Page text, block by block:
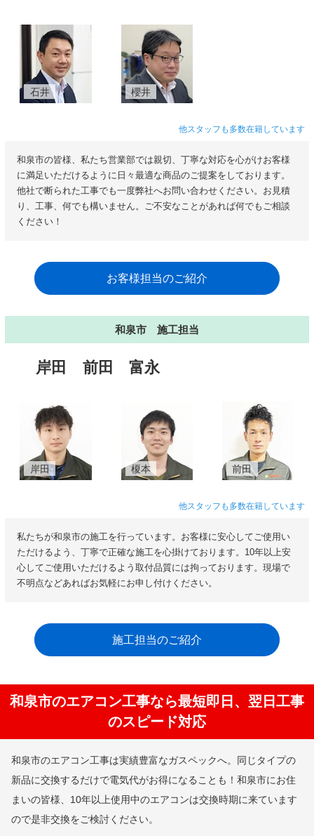
石井 櫻井
他スタッフも多数在籍しています
和泉市の皆様、私たち営業部では親切、丁寧な対応を心がけお客様
に満足いただけるように日々最適な商品のご提案をしております。
他社で断られた工事でも一度弊社へお問い合わせください。お見積
り、工事、何でも構いません。ご不安なことがあれば何でもご相談
ください！
お客様担当のご紹介
和泉市 施工担当
岸田 前田 富永
岸田 榎本 前田
他スタッフも多数在籍しています
私たちが和泉市の施工を行っています。お客様に安心してご使用い
ただけるよう、丁寧で正確な施工を心掛けております。10年以上安
心してご使用いただけるよう取付品質には拘っております。現場で
不明点などあればお気軽にお申し付けください。
施工担当のご紹介
和泉市のエアコン工事なら最短即日、翌日工事
のスピード対応
和泉市のエアコン工事は実績豊富なガスペックへ。同じタイプの
新品に交換するだけで電気代がお得になることも！和泉市にお住
まいの皆様、10年以上使用中のエアコンは交換時期に来ています
ので是非交換をご検討ください。